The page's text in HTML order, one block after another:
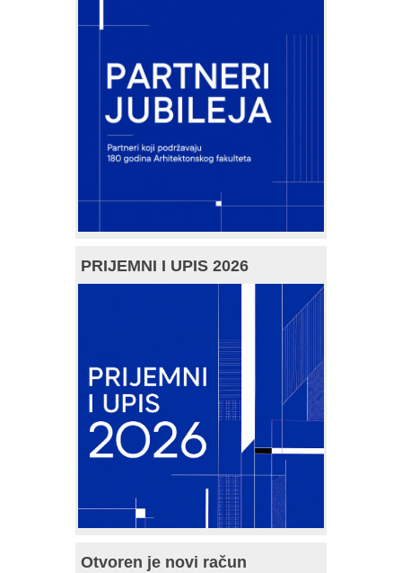
PRIJEMNI I UPIS 2026
Otvoren je novi račun